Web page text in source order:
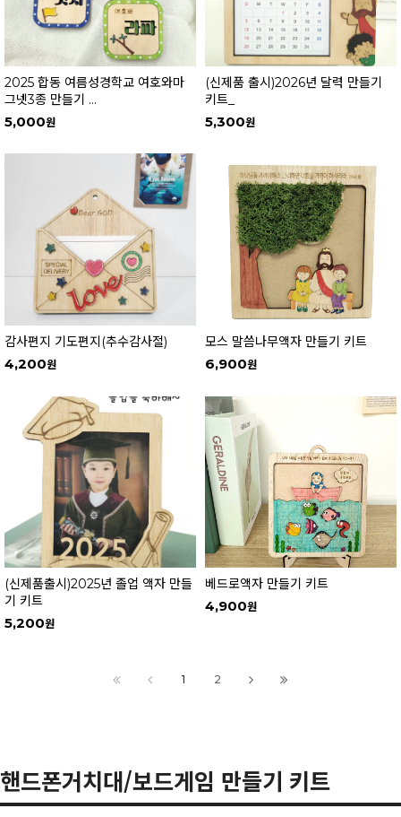
2025 합동 여름성경학교 여호와마
그넷3종 만들기 ...
5,000
(신제품 출시)2026년 달력 만들기
키트_
5,300
감사편지 기도편지(추수감사절)
4,200
모스 말씀나무액자 만들기 키트
6,900
(신제품출시)2025년 졸업 액자 만들
기 키트
5,200
베드로액자 만들기 키트
4,900
1 2
핸드폰거치대/보드게임 만들기 키트